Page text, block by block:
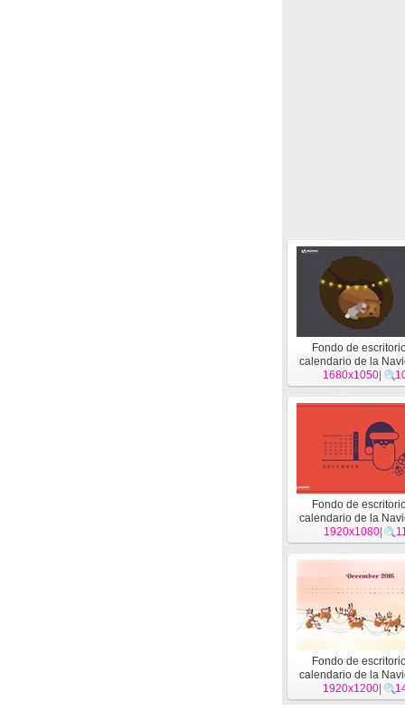
Fondo de
calendario de la
diciembre de 2016
1680x1050
Fondo de
calendario de la
diciembre de 2016
1920x1080
Fondo de
calendario de la
diciembre de 2016
1920x1200